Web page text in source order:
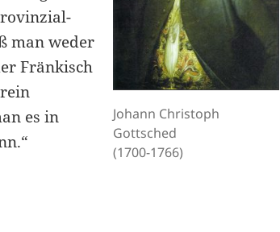
Johann Christoph
Gottsched
(1700-1766)
man weder
Fränkisch
es in